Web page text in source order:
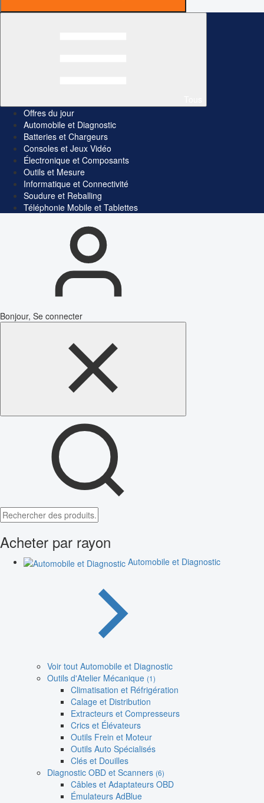
Offres du jour
Automobile et Diagnostic
Batteries et Chargeurs
Consoles et Jeux Vidéo
Électronique et Composants
Outils et Mesure
Informatique et Connectivité
Soudure et Reballing
Téléphonie Mobile et Tablettes
Bonjour, Se connecter
Acheter par rayon
Automobile et Diagnostic
Voir tout Automobile et Diagnostic
Outils d'Atelier Mécanique (1)
Climatisation et Réfrigération
Calage et Distribution
Extracteurs et Compresseurs
Crics et Élévateurs
Outils Frein et Moteur
Outils Auto Spécialisés
Clés et Douilles
Diagnostic OBD et Scanners (6)
Câbles et Adaptateurs OBD
Émulateurs AdBlue